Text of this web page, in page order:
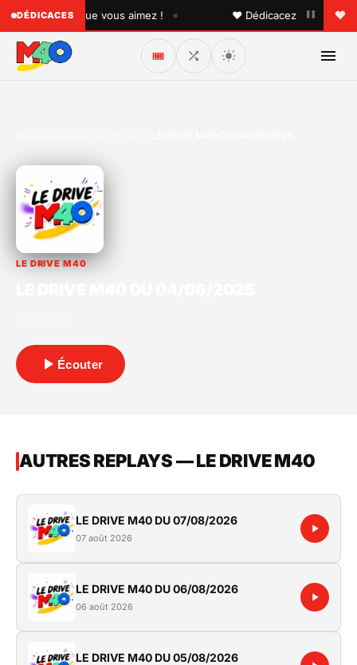
DÉDICACES
à quelqu'un que vous aimez ! • ♥ Dédicacez un titre à
🎟️
LE DRIVE M40
Écouter
AUTRES REPLAYS — LE DRIVE M40
LE DRIVE M40 DU 07/08/2026
07 août 2026
LE DRIVE M40 DU 06/08/2026
06 août 2026
LE DRIVE M40 DU 05/08/2026